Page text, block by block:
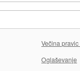
Večina
Oglaševanje